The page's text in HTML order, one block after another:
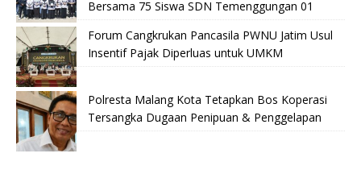
Bersama 75 Siswa SDN Temenggungan 01
Forum Cangkrukan Pancasila PWNU Jatim Usul
Insentif Pajak Diperluas untuk UMKM
Polresta Malang Kota Tetapkan Bos Koperasi
Tersangka Dugaan Penipuan & Penggelapan